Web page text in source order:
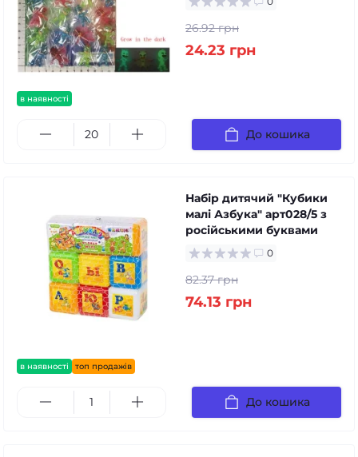
в наявності
26.92 грн
24.23 грн
До кошика
в наявності топ продажів
Набір дитячий "Кубики
малі Азбука" арт028/5 з
російськими буквами
0
82.37 грн
74.13 грн
До кошика